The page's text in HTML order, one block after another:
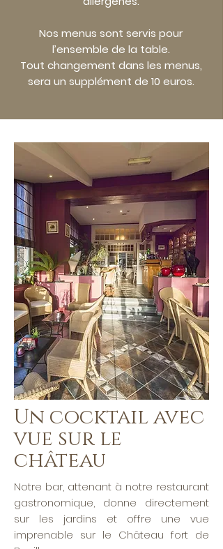
Nos menus sont servis pour
l’ensemble de la table.
Tout changement dans les menus,
sera un supplément de 10 euros.
Un cocktail avec
vue sur le
château
Notre bar, attenant à notre restaurant
gastronomique, donne directement
sur les jardins et offre une vue
imprenable sur le Château fort de